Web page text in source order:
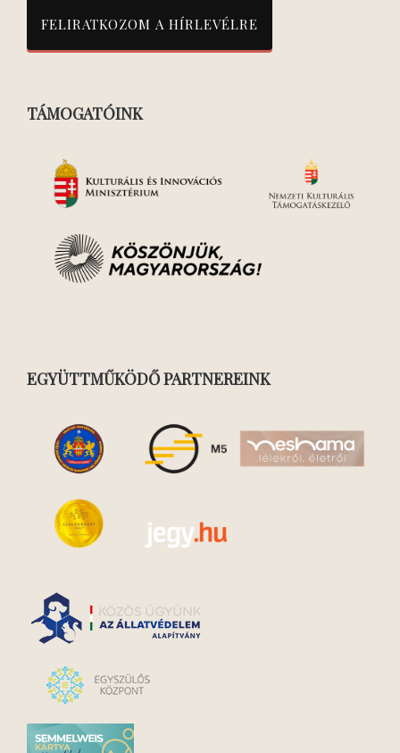
TÁMOGATÓINK
EGYÜTTMŰKÖDŐ PARTNEREINK